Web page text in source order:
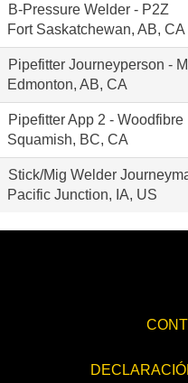
B-Pressure Welder - P2Z
Fort Saskatchewan, AB, CA
Pipefitter Journeyperson -
Edmonton, AB, CA
Pipefitter App 2 - Woodfibre
Squamish, BC, CA
Stick/Mig Welder
Pacific Junction, IA, US